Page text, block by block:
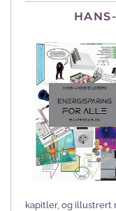
kapitler, og illustrert